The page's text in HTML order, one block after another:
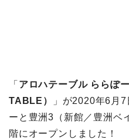
「 アロハテーブル ららぽ
TABLE）
」が2020年6月
ーと豊洲3（新館／豊洲ベ
階にオープンしました！